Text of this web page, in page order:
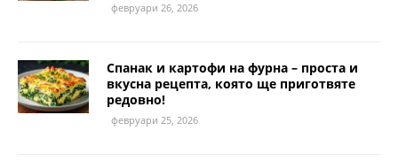
февруари 26, 2026
Спанак и картофи на фурна – проста и
вкусна рецепта, която ще приготвяте
редовно!
февруари 25, 2026